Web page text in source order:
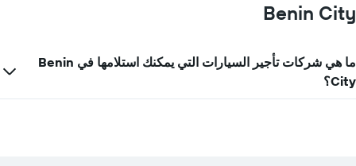
Benin City
ما هي شركات تأجير السيارات التي يمكنك استلامها في Benin
City؟